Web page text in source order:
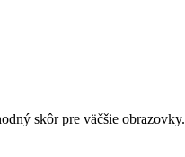
skôr pre väčšie obrazovky.